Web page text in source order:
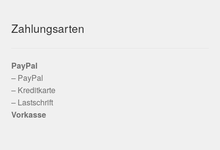
Zahlungsarten
PayPal
– PayPal
– Kreditkarte
– Lastschrift
Vorkasse